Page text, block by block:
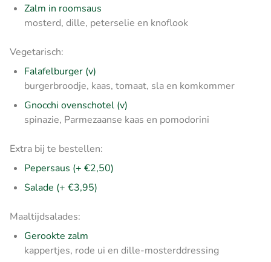
Zalm in roomsaus
mosterd, dille, peterselie en knoflook
Vegetarisch:
Falafelburger (v)
burgerbroodje, kaas, tomaat, sla en komkommer
Gnocchi ovenschotel (v)
spinazie, Parmezaanse kaas en pomodorini
Extra bij te bestellen:
Pepersaus (+ €2,50)
Salade (+ €3,95)
Maaltijdsalades:
Gerookte zalm
kappertjes, rode ui en dille-mosterddressing